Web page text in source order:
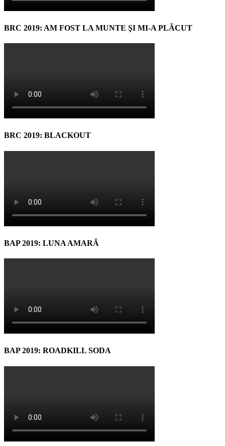
BRC 2019: AM FOST LA MUNTE ŞI MI-A PLĂCUT
BRC 2019: BLACKOUT
BAP 2019: LUNA AMARĂ
BAP 2019: ROADKILL SODA